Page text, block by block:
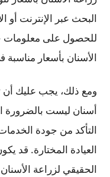
البحث عبر الإنترنت أو
للحصول على معلومات
الأسنان بأسعار
ومع ذلك، يجب عليك
أسنان ليست بالضرورة
التأكد من جودة
العيادة المختارة. قد
الحقيقي لزراعة